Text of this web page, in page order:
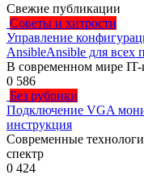
Свежие публикации
Советы и хитрости
Управление
AnsibleAnsible для всех
В современном мире IT-
0 586
Без рубрики
Подключение VGA
инструкция
Современные
спектр
0 424